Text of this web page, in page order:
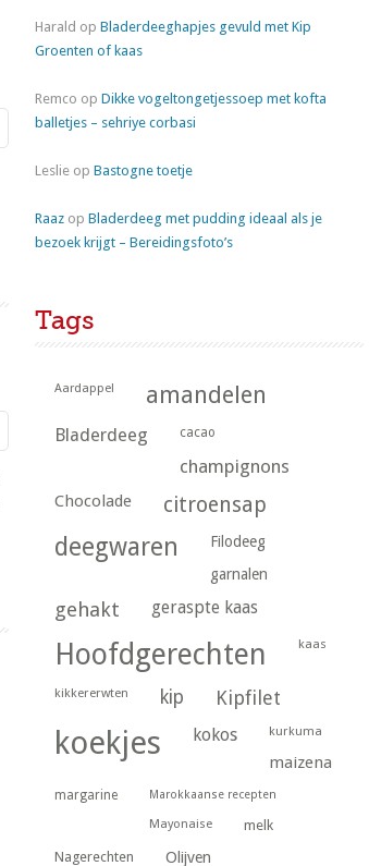
Harald op Bladerdeeghapjes gevuld met Kip
Groenten of kaas
Remco op Dikke vogeltongetjessoep met kofta
balletjes – sehriye corbasi
Leslie op Bastogne toetje
Raaz op Bladerdeeg met pudding ideaal als je
bezoek krijgt – Bereidingsfoto’s
Tags
Aardappel amandelen
Bladerdeeg cacao
champignons
Chocolade citroensap
deegwaren
Filodeeg
garnalen
gehakt geraspte kaas
Hoofdgerechten kaas
kikkererwten kip Kipfilet
koekjes kokos kurkuma
maizena
margarine Marokkaanse recepten
Mayonaise
melk
Nagerechten
Olijven